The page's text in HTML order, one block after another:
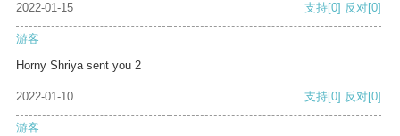
2022-01-15 支持[0] 反对[0]
游客
Horny Shriya sent you 2
2022-01-10 支持[0] 反对[0]
游客